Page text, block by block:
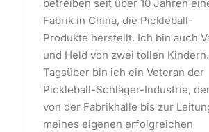
betreiben seit über 10 Jahren
Fabrik in China, die Pickleball-
Produkte herstellt. Ich bin auch
und Held von zwei tollen Kindern.
Tagsüber bin ich ein Veteran der
Pickleball-Schläger-Industrie,
von der Fabrikhalle bis zur
meines eigenen erfolgreichen